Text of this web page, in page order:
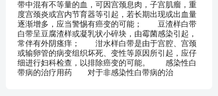
带中混有不等量的血，可因宫颈息肉，子宫肌瘤，重
度宫颈炎或宫内节育器等引起，若长期出现或出血量
逐渐增多，应当警惕有癌变的可能； 豆渣样白带
白带呈豆腐渣样或凝乳状小碎块，由霉菌感染引起，
常伴有外阴瘙痒； 泔水样白带是由于宫腔、宫颈
或输卵管的病变组织坏死、变性等原因所引起，应仔
细进行妇科检查，以排除癌变的可能。 感染性白
带病的治疗用药 对于非感染性白带病的治